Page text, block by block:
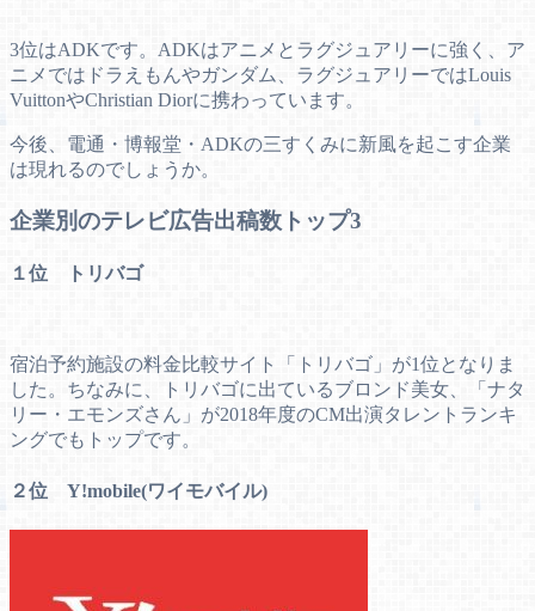
3位はADKです。ADKはアニメとラグジュアリーに強く、ア
ニメではドラえもんやガンダム、ラグジュアリーではLouis
VuittonやChristian Diorに携わっています。
今後、電通・博報堂・ADKの三すくみに新風を起こす企業
は現れるのでしょうか。
企業別のテレビ広告出稿数トップ3
１位 トリバゴ
宿泊予約施設の料金比較サイト「トリバゴ」が1位となりま
した。ちなみに、トリバゴに出ているブロンド美女、「ナタ
リー・エモンズさん」が2018年度のCM出演タレントランキ
ングでもトップです。
２位 Y!mobile(ワイモバイル)